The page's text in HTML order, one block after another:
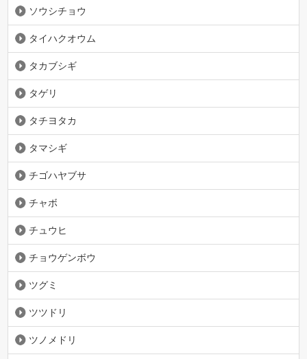
ソウシチョウ
タイハクオウム
タカブシギ
タゲリ
タチヨタカ
タマシギ
チゴハヤブサ
チャボ
チュウヒ
チョウゲンボウ
ツグミ
ツツドリ
ツノメドリ